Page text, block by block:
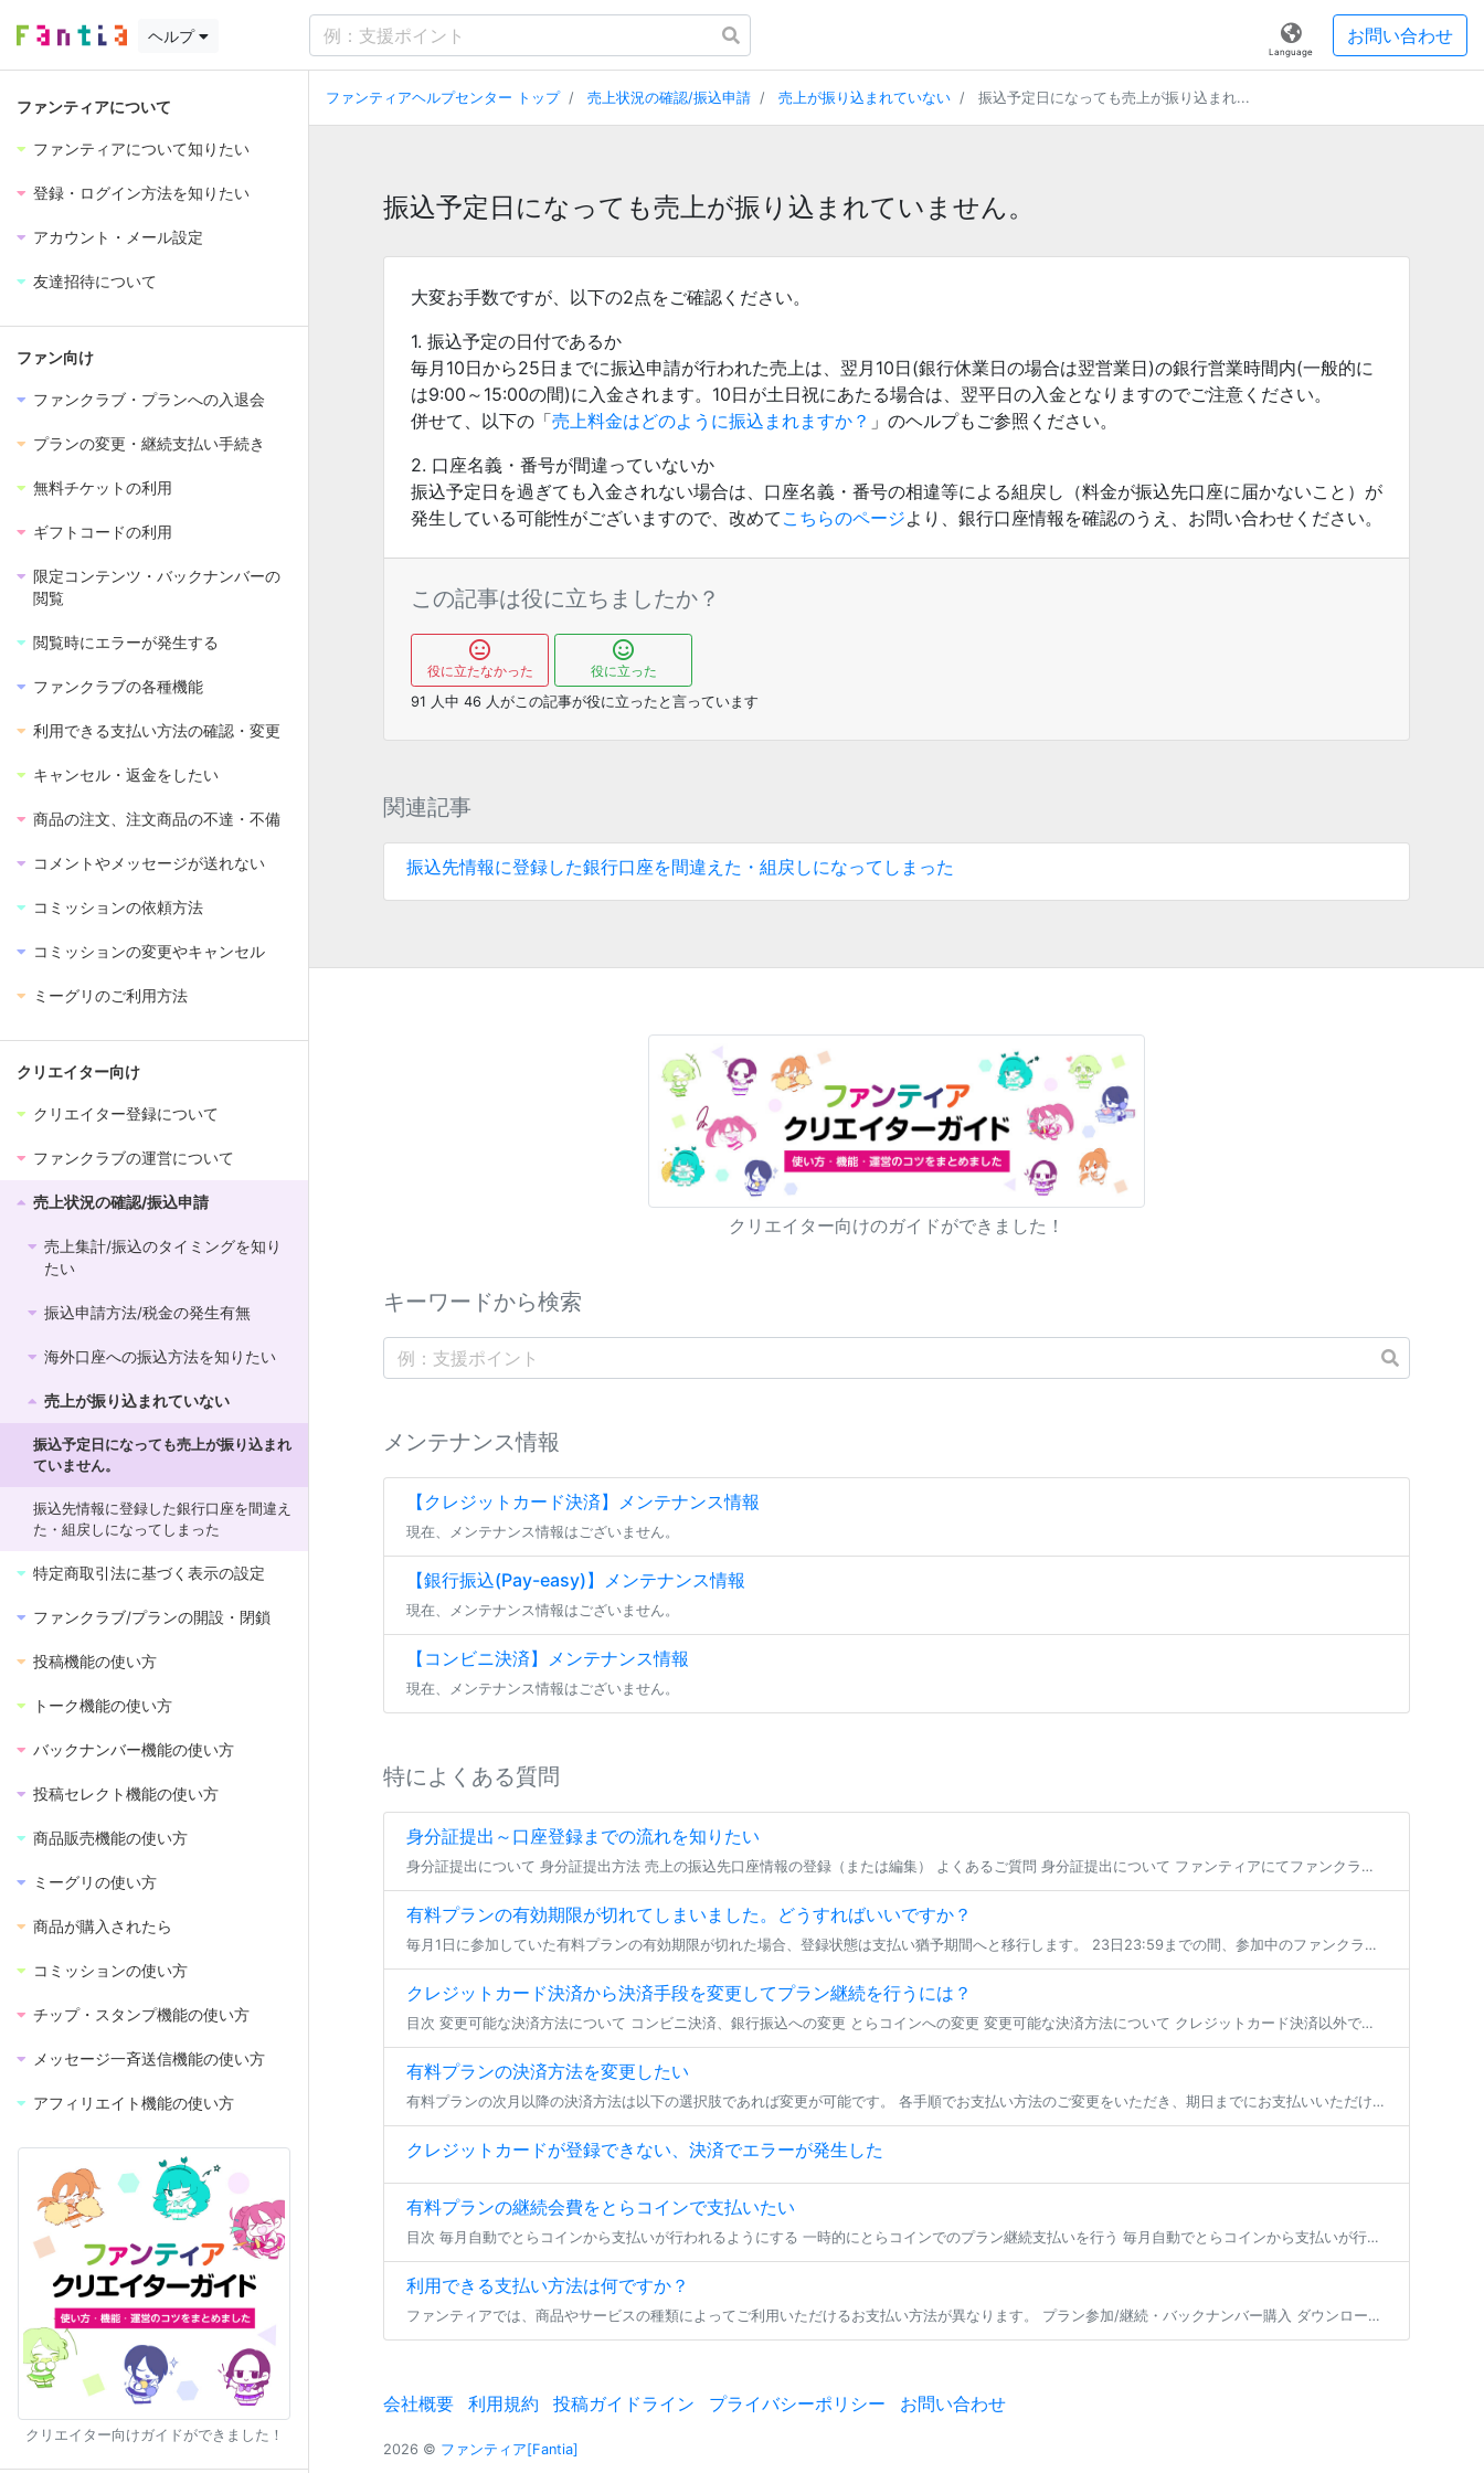
ヘルプ
Language
お問い合わせ
ファンティアについて
ファンティアについて知りたい
登録・ログイン方法を知りたい
アカウント・メール設定
友達招待について
ファン向け
ファンクラブ・プランへの入退会
プランの変更・継続支払い手続き
無料チケットの利用
ギフトコードの利用
限定コンテンツ・バックナンバーの
閲覧
閲覧時にエラーが発生する
ファンクラブの各種機能
利用できる支払い方法の確認・変更
キャンセル・返金をしたい
商品の注文、注文商品の不達・不備
コメントやメッセージが送れない
コミッションの依頼方法
コミッションの変更やキャンセル
ミーグリのご利用方法
クリエイター向け
クリエイター登録について
ファンクラブの運営について
売上状況の確認/振込申請
売上集計/振込のタイミングを知り
たい
振込申請方法/税金の発生有無
海外口座への振込方法を知りたい
売上が振り込まれていない
振込予定日になっても売上が振り込まれ
ていません。
振込先情報に登録した銀行口座を間違え
た・組戻しになってしまった
特定商取引法に基づく表示の設定
ファンクラブ/プランの開設・閉鎖
投稿機能の使い方
トーク機能の使い方
バックナンバー機能の使い方
投稿セレクト機能の使い方
商品販売機能の使い方
ミーグリの使い方
商品が購入されたら
コミッションの使い方
チップ・スタンプ機能の使い方
メッセージ一斉送信機能の使い方
アフィリエイト機能の使い方
クリエイター向けガイドができました！
ファンティアヘルプセンター トップ 売上状況の確認/振込申請 売上が振り込まれていない 振込予定日になっても売上が振り込まれ...
振込予定日になっても売上が振り込まれていません。
大変お手数ですが、以下の2点をご確認ください。
1. 振込予定の日付であるか
毎月10日から25日までに振込申請が行われた売上は、翌月10日(銀行休業日の場合は翌営業日)の銀行営業時間内(一般的に
は9:00～15:00の間)に入金されます。10日が土日祝にあたる場合は、翌平日の入金となりますのでご注意ください。
併せて、以下の「売上料金はどのように振込まれますか？ 」のヘルプもご参照ください。
2. 口座名義・番号が間違っていないか
振込予定日を過ぎても入金されない場合は、口座名義・番号の相違等による組戻し（料金が振込先口座に届かないこと）が
発生している可能性がございますので、改めて こちらのページより、銀行口座情報を確認のうえ、お問い合わせください。
この記事は役に立ちましたか？
役に立たなかった
役に立った
91 人中 46 人がこの記事が役に立ったと言っています
関連記事
振込先情報に登録した銀行口座を間違えた・組戻しになってしまった
クリエイター向けのガイドができました！
キーワードから検索
メンテナンス情報
【クレジットカード決済】メンテナンス情報
現在、メンテナンス情報はございません。
【銀行振込(Pay-easy)】メンテナンス情報
現在、メンテナンス情報はございません。
【コンビニ決済】メンテナンス情報
現在、メンテナンス情報はございません。
特によくある質問
身分証提出～口座登録までの流れを知りたい
身分証提出について 身分証提出方法 売上の振込先口座情報の登録（または編集） よくあるご質問 身分証提出について ファンティアにてファンクラブを開設する場合、 全年齢・成人向けを問わず全てのファンクラブにて身分証の提出が […]
有料プランの有効期限が切れてしまいました。どうすればいいですか？
毎月1日に参加していた有料プランの有効期限が切れた場合、登録状態は支払い猶予期間へと移行します。 23日23:59までの間、参加中のファンクラブは無料プランへの仮移行状態となり、有効期限を更新せず24日となった場合にその […]
クレジットカード決済から決済手段を変更してプラン継続を行うには？
目次 変更可能な決済方法について コンビニ決済、銀行振込への変更 とらコインへの変更 変更可能な決済方法について クレジットカード決済以外で現在加入中の有料プラン継続を行いたい場合、 登録済みのクレジットカードを削除いた […]
有料プランの決済方法を変更したい
有料プランの次月以降の決済方法は以下の選択肢であれば変更が可能です。 各手順でお支払い方法のご変更をいただき、期日までにお支払いいただければ、プランの継続加入が可能となります。 ※現在加入いただいているプランから退会する […]
クレジットカードが登録できない、決済でエラーが発生した
有料プランの継続会費をとらコインで支払いたい
目次 毎月自動でとらコインから支払いが行われるようにする 一時的にとらコインでのプラン継続支払いを行う 毎月自動でとらコインから支払いが行われるようにする 有料プランの継続会費をとらコインでお支払い頂く場合、事前にとらコ […]
利用できる支払い方法は何ですか？
ファンティアでは、商品やサービスの種類によってご利用いただけるお支払い方法が異なります。 プラン参加/継続・バックナンバー購入 ダウンロード商品/物販商品購入 投稿セレクト商品購入 くじ商品購入 コミッションリクエスト・ […]
会社概要 利用規約 投稿ガイドライン プライバシーポリシー お問い合わせ
2026 © ファンティア[Fantia]